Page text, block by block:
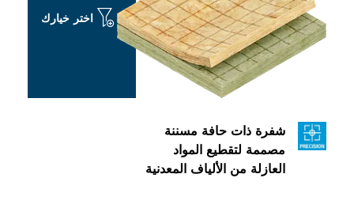
شفرة ذات حافة مسننة
مصممة لتقطيع المواد
العازلة من الألياف المعدنية
اختر خيارك